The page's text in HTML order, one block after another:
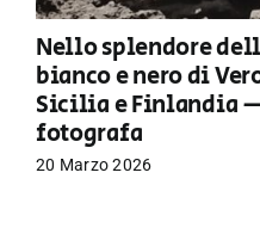
Nello splendore
bianco e nero di
Sicilia e Finlandia
fotografa
20 Marzo 2026